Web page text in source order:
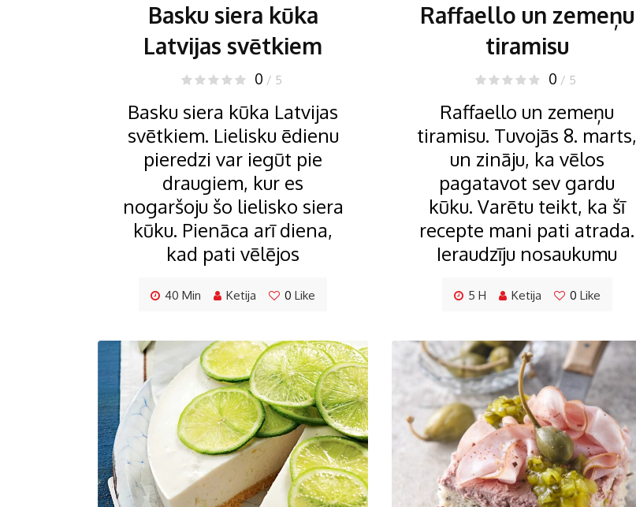
Basku siera kūka
Latvijas svētkiem
0 / 5
Basku siera kūka Latvijas
svētkiem. Lielisku ēdienu
pieredzi var iegūt pie
draugiem, kur es
nogaršoju šo lielisko siera
kūku. Pienāca arī diena,
kad pati vēlējos
40 Min Ketija 0 Like
Raffaello un zemeņu
tiramisu
0 / 5
Raffaello un zemeņu
tiramisu. Tuvojās 8. marts,
un zināju, ka vēlos
pagatavot sev gardu
kūku. Varētu teikt, ka šī
recepte mani pati atrada.
Ieraudzīju nosaukumu
5 H Ketija 0 Like